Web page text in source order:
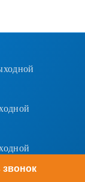
Заказать звонок